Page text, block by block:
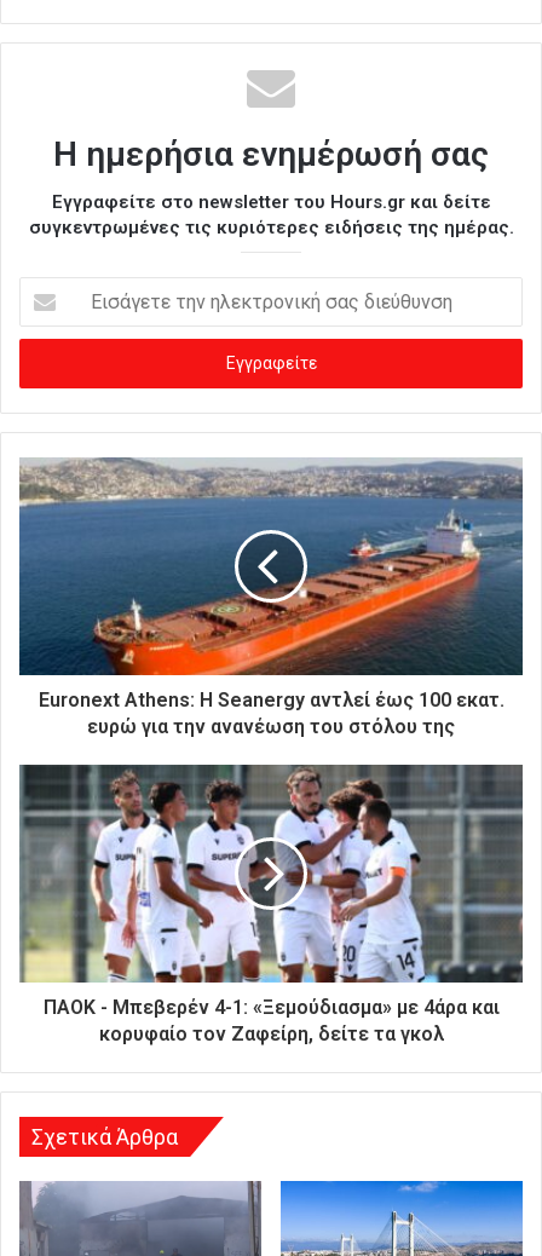
Η ημερήσια ενημέρωσή σας
Εγγραφείτε στο newsletter του Hours.gr και δείτε
συγκεντρωμένες τις κυριότερες ειδήσεις της ημέρας.
σ
γ
ε
ε
τ
τ
κ
ή
ν
Euronext Athens: Η Seanergy αντλεί έως 100 εκατ.
ευρώ για την ανανέωση του στόλου της
ΠΑΟΚ - Μπεβερέν 4-1: «Ξεμούδιασμα» με 4άρα και
κορυφαίο τον Ζαφείρη, δείτε τα γκολ
Σχετικά Άρθρα